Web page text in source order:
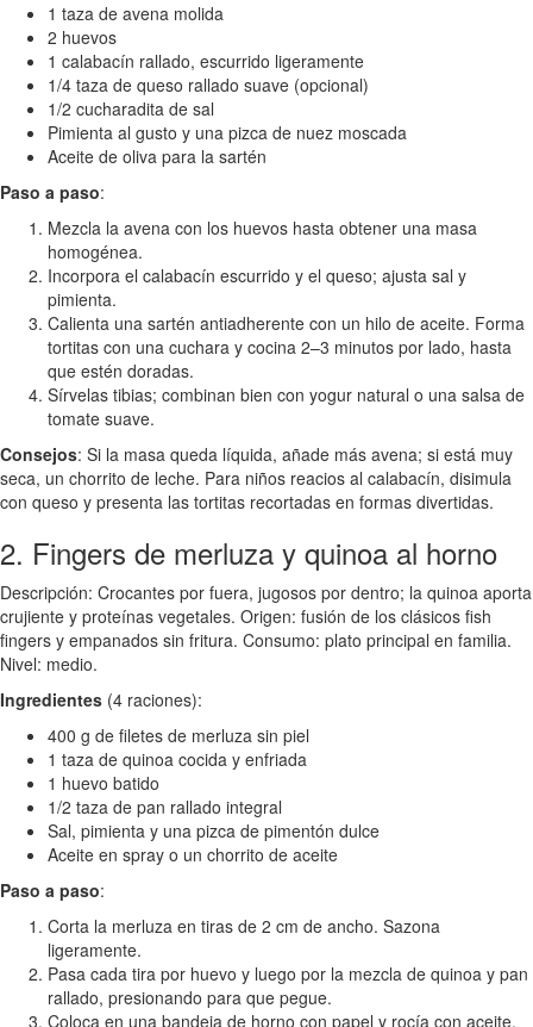
1 taza de avena molida
2 huevos
1 calabacín rallado, escurrido ligeramente
1/4 taza de queso rallado suave (opcional)
1/2 cucharadita de sal
Pimienta al gusto y una pizca de nuez moscada
Aceite de oliva para la sartén
Paso a paso:
Mezcla la avena con los huevos hasta obtener una masa
homogénea.
Incorpora el calabacín escurrido y el queso; ajusta sal y
pimienta.
Calienta una sartén antiadherente con un hilo de aceite. Forma
tortitas con una cuchara y cocina 2–3 minutos por lado, hasta
que estén doradas.
Sírvelas tibias; combinan bien con yogur natural o una salsa de
tomate suave.
Consejos: Si la masa queda líquida, añade más avena; si está muy
seca, un chorrito de leche. Para niños reacios al calabacín, disimula
con queso y presenta las tortitas recortadas en formas divertidas.
2. Fingers de merluza y quinoa al horno
Descripción: Crocantes por fuera, jugosos por dentro; la quinoa aporta
crujiente y proteínas vegetales. Origen: fusión de los clásicos fish
fingers y empanados sin fritura. Consumo: plato principal en familia.
Nivel: medio.
Ingredientes (4 raciones):
400 g de filetes de merluza sin piel
1 taza de quinoa cocida y enfriada
1 huevo batido
1/2 taza de pan rallado integral
Sal, pimienta y una pizca de pimentón dulce
Aceite en spray o un chorrito de aceite
Paso a paso:
Corta la merluza en tiras de 2 cm de ancho. Sazona
ligeramente.
Pasa cada tira por huevo y luego por la mezcla de quinoa y pan
rallado, presionando para que pegue.
Coloca en una bandeja de horno con papel y rocía con aceite.